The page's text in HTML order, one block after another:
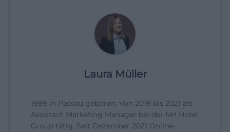
Laura Müller
1999 in Passau geboren. Von 2019 bis 2021 als
Assistant Marketing Manager bei der NH Hotel
Group tätig. Seit Dezember 2021 Online-